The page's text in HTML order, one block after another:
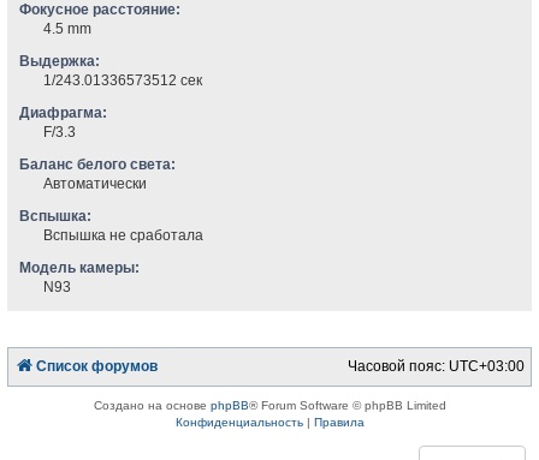
Фокусное расстояние:
4.5 mm
Выдержка:
1/243.01336573512 сек
Диафрагма:
F/3.3
Баланс белого света:
Автоматически
Вспышка:
Вспышка не сработала
Модель камеры:
N93
Список форумов Часовой пояс: UTC+03:00
Создано на основе phpBB® Forum Software © phpBB Limited
Конфиденциальность| Правила